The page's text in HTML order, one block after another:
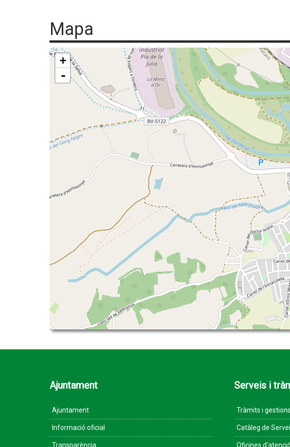
Mapa
+
-
Ajuntament
Ajuntament
Informació oficial
Transparència
Serveis i
Tràmits i gestions
Catàleg de
Oficines